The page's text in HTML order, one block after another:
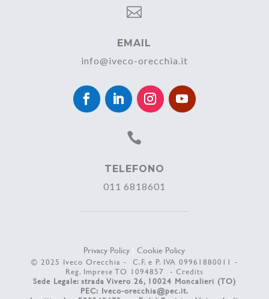

EMAIL
info@iveco-orecchia.it

TELEFONO
011 6818601
Privacy Policy |Cookie Policy
© 2025 Iveco Orecchia - C.F. e P. IVA 09961880011 -
Reg. Imprese TO 1094857 - Credits
Sede Legale: strada Vivero 26, 10024 Moncalieri (TO)
PEC: Iveco-orecchia@pec.it.